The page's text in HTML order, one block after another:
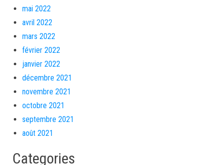
mai 2022
avril 2022
mars 2022
février 2022
janvier 2022
décembre 2021
novembre 2021
octobre 2021
septembre 2021
août 2021
Categories